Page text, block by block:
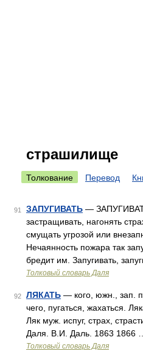
страшилище
Толкование Перевод
91 ЗАПУГИВАТЬ —
застращивать, нагонять
смущать угрозой или
Нечаянность пожара так
бредит им. Запугивать,
Толковый словарь Даля
92 ЛЯКАТЬ — кого, южн., зап.
чего, пугаться, жахаться.
Ляк муж. испуг, страх,
Даля. В.И. Даль. 1863 1866 …
Толковый словарь Даля